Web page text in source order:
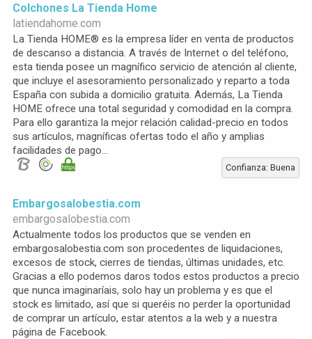
Colchones La Tienda Home
latiendahome.com
La Tienda HOME® es la empresa líder en venta de productos
de descanso a distancia. A través de Internet o del teléfono,
esta tienda posee un magnífico servicio de atención al cliente,
que incluye el asesoramiento personalizado y reparto a toda
España con subida a domicilio gratuita. Además, La Tienda
HOME ofrece una total seguridad y comodidad en la compra.
Para ello garantiza la mejor relación calidad-precio en todos
sus artículos, magníficas ofertas todo el año y amplias
facilidades de pago...
Confianza: Buena
Embargosalobestia.com
embargosalobestia.com
Actualmente todos los productos que se venden en
embargosalobestia.com son procedentes de liquidaciones,
excesos de stock, cierres de tiendas, últimas unidades, etc.
Gracias a ello podemos daros todos estos productos a precio
que nunca imaginaríais, solo hay un problema y es que el
stock es limitado, así que si queréis no perder la oportunidad
de comprar un artículo, estar atentos a la web y a nuestra
página de Facebook.